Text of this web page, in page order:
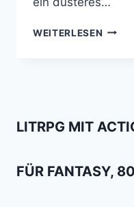
WEITERLESEN WIE
LITRPG MIT
FÜR FANTASY,